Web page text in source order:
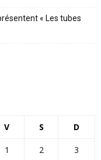
« Les tubes
V S D
1 2
3